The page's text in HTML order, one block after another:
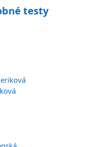
testy